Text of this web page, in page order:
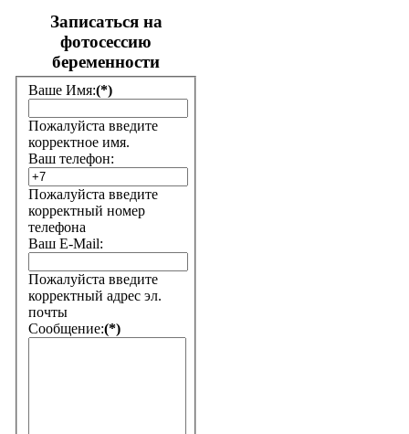
Записаться на
фотосессию
беременности
Ваше Имя:(*)
Пожалуйста введите
корректное имя.
Ваш телефон:
Пожалуйста введите
корректный номер
телефона
Ваш E-Mail:
Пожалуйста введите
корректный адрес эл.
почты
Сообщение:(*)